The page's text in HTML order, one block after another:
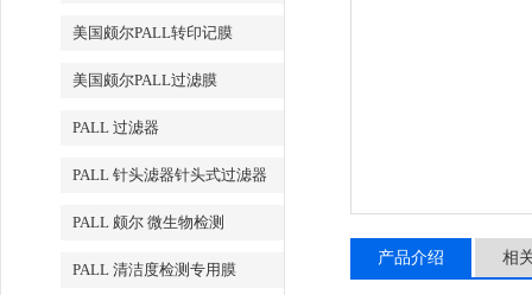
美国颇尔PALL转印记膜
美国颇尔PALL过滤膜
PALL 过滤器
PALL 针头滤器针头式过滤器
PALL 颇尔 微生物检测
PALL 清洁度检测专用膜
产品介绍 相